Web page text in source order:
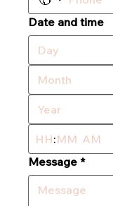
Date and time
:
AM
Message *